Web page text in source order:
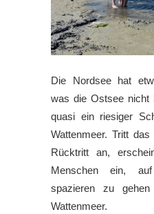
Die Nordsee hat
was die Ostsee nicht
quasi ein riesiger
Wattenmeer. Tritt
Rücktritt an,
Menschen ein,
spazieren zu
Wattenmeer.